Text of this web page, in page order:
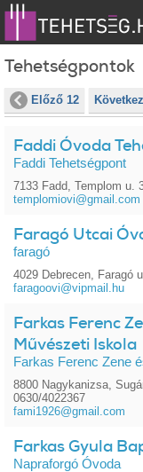
Tehetségpontok
Előző 12
Faddi Óvoda
Faddi Tehetségpont
7133 Fadd, Templom u.
templomiovi@gmail.com
Faragó Utcai
faragó
4029 Debrecen, Faragó
faragoovi@vipmail.hu
Farkas Ferenc
Művészeti Iskola
Farkas Ferenc Zene
8800 Nagykanizsa,
0630/4022367
fami1926@gmail.com
Farkas Gyula
Napraforgó Óvoda